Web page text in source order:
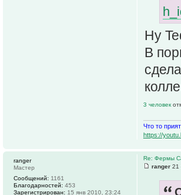
Ну
В
3 человек
Что то
https://
Re: Фермы
ranger 21
ranger
Мастер
Сообщений: 1161
Благодарностей: 453
Зарегистрирован: 15 янв 2010, 23:24